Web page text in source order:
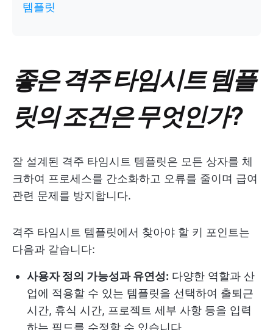
템플릿
좋은 격주 타임시트 템플
릿의 조건은 무엇인가?
잘 설계된 격주 타임시트 템플릿은 모든 상자를 체
크하여 프로세스를 간소화하고 오류를 줄이며 급여
관련 문제를 방지합니다.
격주 타임시트 템플릿에서 찾아야 할 키 포인트는
다음과 같습니다:
사용자 정의 가능성과 유연성: 다양한 역할과 산
업에 적용할 수 있는 템플릿을 선택하여 출퇴근
시간, 휴식 시간, 프로젝트 세부 사항 등을 입력
하는 필드를 수정할 수 있습니다